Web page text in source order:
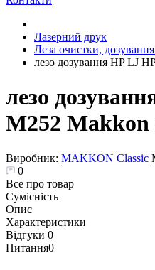
Лазерний друк
Леза очистки,
лезо дозування HP LJ
лезо
М252 Makkon
Виробник: MAKKON Classic
0
Все про товар
Сумісність
Опис
Характеристики
Відгуки 0
Питання0